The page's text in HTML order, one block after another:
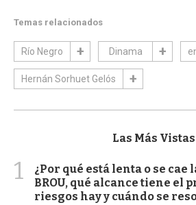
Temas relacionados
Río Negro Dinama
Hernán Sorhuet Gelós
Las Más Vistas
1
¿Por qué está lenta o se
BROU, qué alcance tiene el
riesgos hay y cuándo se